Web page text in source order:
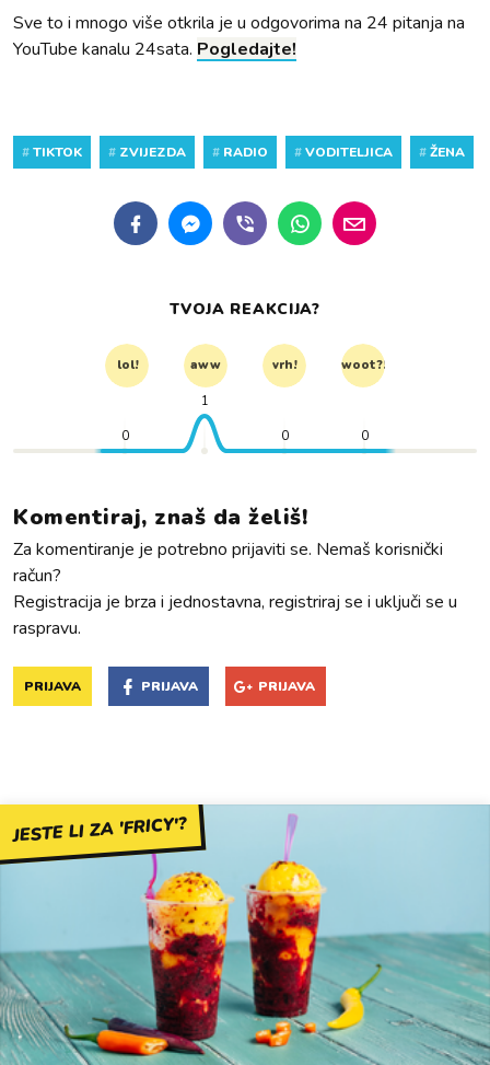
Sve to i mnogo više otkrila je u odgovorima na 24 pitanja na
YouTube kanalu 24sata. Pogledajte!
#TIKTOK # ZVIJEZDA # RADIO #VODITELJICA #ŽENA
TVOJA REAKCIJA?
lol! aww vrh! woot?!
0
1
0 0
Komentiraj, znaš da želiš!
Za komentiranje je potrebno prijaviti se. Nemaš korisnički
račun?
Registracija je brza i jednostavna, registriraj se i uključi se u
raspravu.
PRIJAVA PRIJAVA PRIJAVA
JESTE LI ZA 'FRICY'?